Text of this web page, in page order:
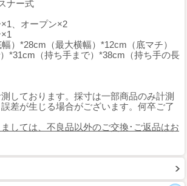
ナー式
×1、オープン×2
×1
）*28cm（最大横幅）*12cm（底マチ）
*31cm（持ち手まで）*38cm（持ち手の長
しております。採寸は一部商品のみ計測
差が生じる場合がございます。何卒ご了
しては、不良品以外のご交換･ご返品はお